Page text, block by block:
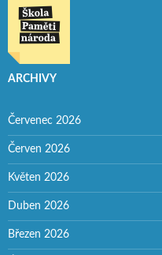
ARCHIVY
Červenec 2026
Červen 2026
Květen 2026
Duben 2026
Březen 2026